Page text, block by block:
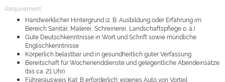
Requirement
Handwerklicher Hintergrund (z. B. Ausbildung oder Erfahrung im
Bereich Sanitär, Malerei, Schreinerei, Landschaftspflege o. ä.)
Gute Deutschkenntnisse in Wort und Schrift sowie mündliche
Englischkenntnisse
Körperlich belastbar und in gesundheitlich guter Verfassung
Bereitschaft für Wochenenddienste und gelegentliche Abendeinsätze
(bis ca. 21 Uhr)
Führerausweis Kat. B erforderlich; eigenes Auto von Vorteil